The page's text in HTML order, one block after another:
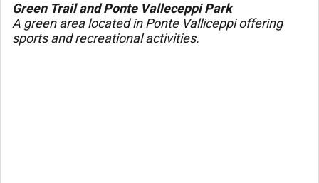
Green Trail and Ponte Valleceppi Park
A green area located in Ponte Valliceppi offering
sports and recreational activities.